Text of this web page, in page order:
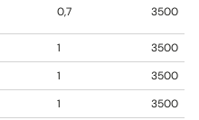
0,7 3500
1
3500
1
3500
1
3500